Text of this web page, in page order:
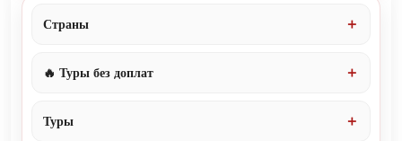
Страны
🔥 Туры без доплат
Туры